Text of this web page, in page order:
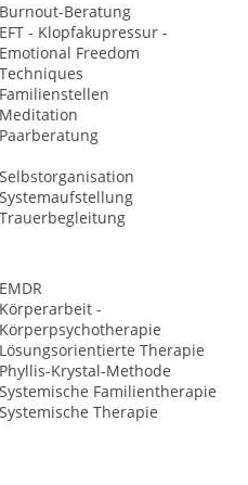
Burnout-Beratung
EFT - Klopfakupressur -
Emotional Freedom
Techniques
Familienstellen
Meditation
Paarberatung
Selbstorganisation
Systemaufstellung
Trauerbegleitung
EMDR
Körperarbeit -
Körperpsychotherapie
Lösungsorientierte Therapie
Phyllis-Krystal-Methode
Systemische Familientherapie
Systemische Therapie